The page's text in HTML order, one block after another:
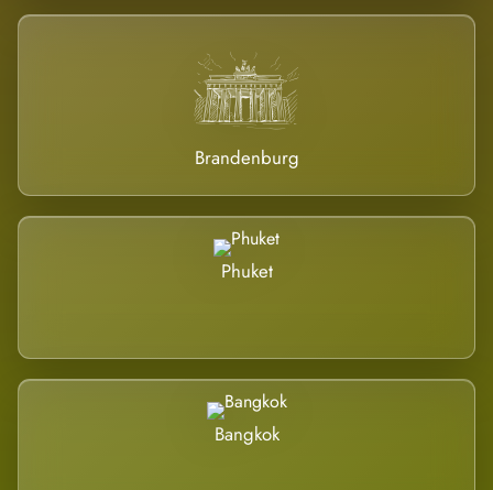
Brandenburg
Phuket
Bangkok